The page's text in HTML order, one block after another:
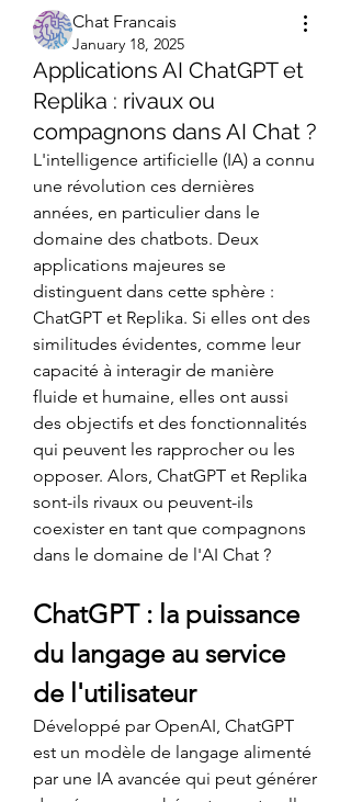
Chat Francais
January 18, 2025
Applications AI ChatGPT et
Replika : rivaux ou
compagnons dans AI Chat ?
L'intelligence artificielle (IA) a connu
une révolution ces dernières
années, en particulier dans le
domaine des chatbots. Deux
applications majeures se
distinguent dans cette sphère :
ChatGPT et Replika. Si elles ont des
similitudes évidentes, comme leur
capacité à interagir de manière
fluide et humaine, elles ont aussi
des objectifs et des fonctionnalités
qui peuvent les rapprocher ou les
opposer. Alors, ChatGPT et Replika
sont-ils rivaux ou peuvent-ils
coexister en tant que compagnons
dans le domaine de l'AI Chat ?
ChatGPT : la puissance
du langage au service
de l'utilisateur
Développé par OpenAI, ChatGPT
est un modèle de langage alimenté
par une IA avancée qui peut générer